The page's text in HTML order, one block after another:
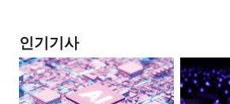
인기기사